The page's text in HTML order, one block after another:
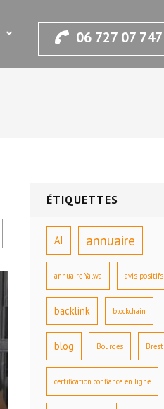
06 727 07 747
ÉTIQUETTES
AI annuaire
annuaire Yalwa avis positifs
backlink blockchain
blog Bourges Brest
certification confiance en ligne